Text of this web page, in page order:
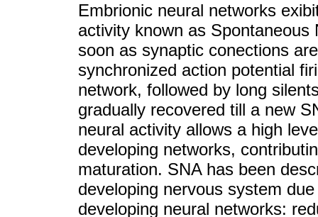
Embrionic neural networks
activity known as
soon as synaptic conections
synchronized action potential
network, followed by long
gradually recovered till a new
neural activity allows a high
developing networks,
maturation. SNA has been
developing nervous system
developing neural networks: